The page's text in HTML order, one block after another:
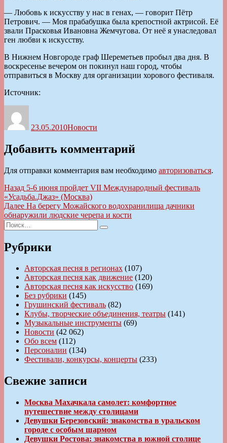
— Любовь к искусству у нас в генах, — говорит Пётр
Петрович. — Моя прабабушка была крепостной актрисой. Её
звали Прасковья Ивановна Жемчугова. От неё я унаследовал
ген любви к искусству.
В Нижнем Новгороде граф Шереметьев пробыл два дня. В
воскресенье вечером он покинул наш город, чтобы
отправиться в Москву для организации хорового фестиваля.
Источник:
23.05.2010Новости
Добавить комментарий
Для отправки комментария вам необходимо авторизоваться.
Навигация
по
записям
Назад Предыдущая
запись:
5-6 июня пройдет VII Международный фестиваль
«Усадьба.Джаз» (Москва)
Далее Следующая
запись:
На берегу Можайского водохранилища дачники
обнаружили людские черепа и кости
Искать:
Поиск
Рубрики
Авторская песня в регионах (107)
Авторская песня как движение (120)
Авторская песня как искусство (169)
Без рубрики (145)
Грушинский фестиваль (82)
Клубы, творческие объединения, театры (141)
Музыкальные инструменты (69)
Новости (42 062)
Обо всем (112)
Персоналии (134)
Фестивали, конкурсы, концерты (233)
Свежие записи
Москва Махачкала самолет: комфортное
путешествие между столицами
Девушки Березовский: знакомства в уральском
городе с особым шармом
Девушки Ростова: знакомства в южной столице